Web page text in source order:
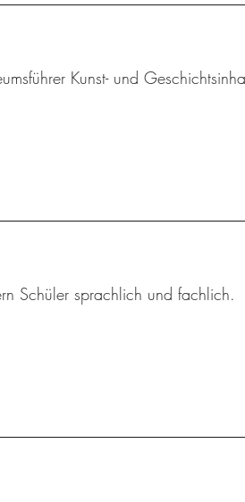
Kunst- und
Schüler sprachlich und fachlich.